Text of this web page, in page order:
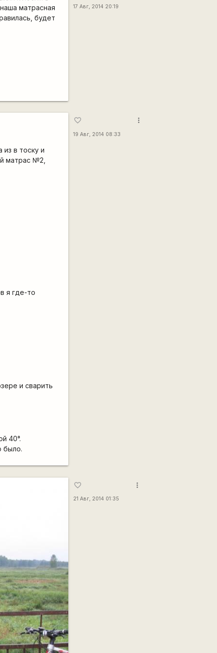
матрасная
будет
17 Авг, 2014 20:19
из в тоску и
матрас №2,
я где-то
и сварить
40°.
было.
favorite_border
19 Авг, 2014 08:33
more_vert
favorite_border
21 Авг, 2014 01:35
more_vert